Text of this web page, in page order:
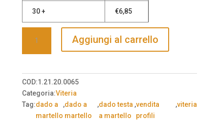
30 + €6,85
martello
Serie
40,
Aggiungi al carrello
COD:1.21.20.0065
Categoria:Viteria
Tag:dado a
martello
,dado a
martello
,dado testa
a martello
,vendita
profili
,viteria